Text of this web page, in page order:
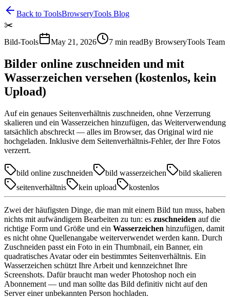
Back to ToolsBrowseryTools Blog
✂️
Bild-Tools
May 21, 2026 7 min readBy BrowseryTools Team
Bilder online zuschneiden und mit
Wasserzeichen versehen (kostenlos, kein
Upload)
Auf ein genaues Seitenverhältnis zuschneiden, ohne Verzerrung
skalieren und ein Wasserzeichen hinzufügen, das Weiterverwendung
tatsächlich abschreckt — alles im Browser, das Original wird nie
hochgeladen. Inklusive dem Seitenverhältnis-Fehler, der Ihre Fotos
verzerrt.
bild online zuschneiden bild wasserzeichen
bild skalieren
seitenverhältnis
kein upload kostenlos
Zwei der häufigsten Dinge, die man mit einem Bild tun muss, haben
nichts mit aufwändigem Bearbeiten zu tun: es zuschneiden auf die
richtige Form und Größe und ein Wasserzeichen hinzufügen, damit
es nicht ohne Quellenangabe weiterverwendet werden kann. Durch
Zuschneiden passt ein Foto in ein Thumbnail, ein Banner, ein
quadratisches Avatar oder ein bestimmtes Seitenverhältnis. Ein
Wasserzeichen schützt Ihre Arbeit und kennzeichnet Ihre
Screenshots. Dafür braucht man weder Photoshop noch ein
Abonnement — und man sollte das Bild definitiv nicht auf den
Server einer unbekannten Person hochladen.